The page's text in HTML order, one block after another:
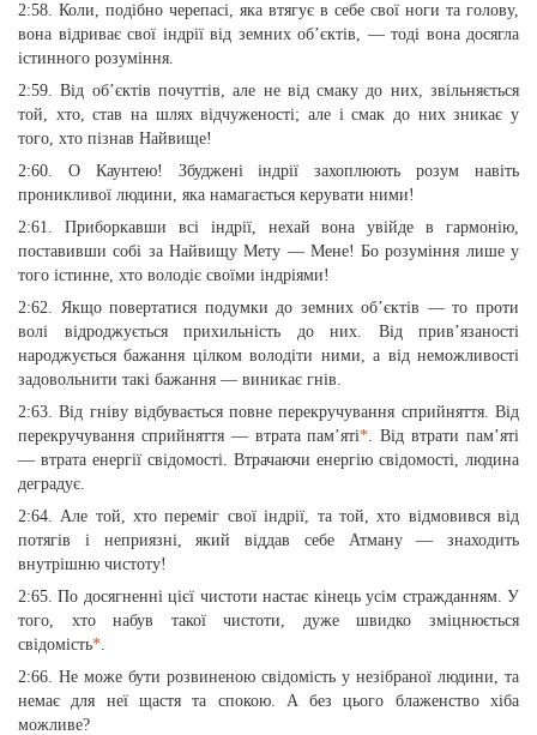
2:58. Коли, подібно черепасі, яка втягує в себе свої ноги та голову,
вона відриває свої індрії від земних об’єктів, — тоді вона досягла
істинного розуміння.
2:59. Від об’єктів почуттів, але не від смаку до них, звільняється
той, хто, став на шлях відчуженості; але і смак до них зникає у
того, хто пізнав Найвище!
2:60. О Каунтею! Збуджені індрії захоплюють розум навіть
проникливої людини, яка намагається керувати ними!
2:61. Приборкавши всі індрії, нехай вона увійде в гармонію,
поставивши собі за Найвищу Мету — Мене! Бо розуміння лише у
того істинне, хто володіє своїми індріями!
2:62. Якщо повертатися подумки до земних об’єктів — то проти
волі відроджується прихильність до них. Від прив’язаності
народжується бажання цілком володіти ними, а від неможливості
задовольнити такі бажання — виникає гнів.
2:63. Від гніву відбувається повне перекручування сприйняття. Від
перекручування сприйняття — втрата пам’яті*. Від втрати пам’яті
— втрата енергії свідомості. Втрачаючи енергію свідомості, людина
деградує.
2:64. Але той, хто переміг свої індрії, та той, хто відмовився від
потягів і неприязні, який віддав себе Атману — знаходить
внутрішню чистоту!
2:65. По досягненні цієї чистоти настає кінець усім стражданням. У
того, хто набув такої чистоти, дуже швидко зміцнюється
свідомість*.
2:66. Не може бути розвиненою свідомість у незібраної людини, та
немає для неї щастя та спокою. А без цього блаженство хіба
можливе?